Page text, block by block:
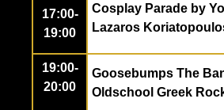
17:00-
19:00
Cosplay Parade by
Lazaros
19:00-
20:00
Goosebumps The
Oldschool Greek